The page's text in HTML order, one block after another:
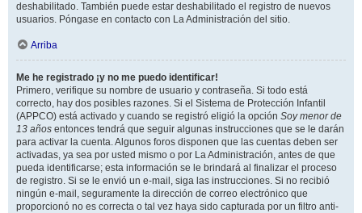
deshabilitado. También puede estar deshabilitado el registro de nuevos
usuarios. Póngase en contacto con La Administración del sitio.
Arriba
Me he registrado ¡y no me puedo identificar!
Primero, verifique su nombre de usuario y contraseña. Si todo está
correcto, hay dos posibles razones. Si el Sistema de Protección Infantil
(APPCO) está activado y cuando se registró eligió la opción Soy menor de
13 años entonces tendrá que seguir algunas instrucciones que se le darán
para activar la cuenta. Algunos foros disponen que las cuentas deben ser
activadas, ya sea por usted mismo o por La Administración, antes de que
pueda identificarse; esta información se le brindará al finalizar el proceso
de registro. Si se le envió un e-mail, siga las instrucciones. Si no recibió
ningún e-mail, seguramente la dirección de correo electrónico que
proporcionó no es correcta o tal vez haya sido capturada por un filtro anti-